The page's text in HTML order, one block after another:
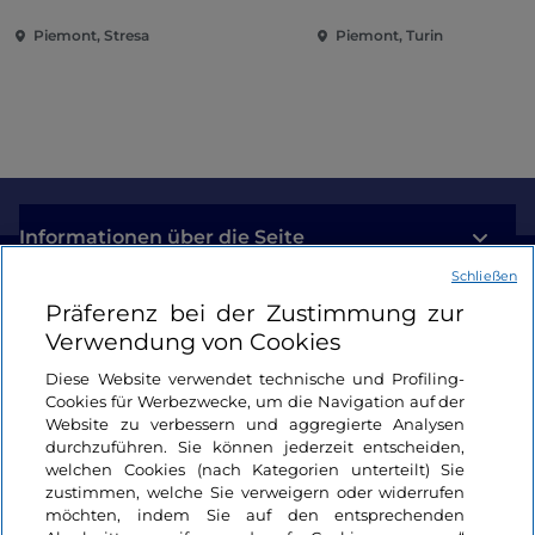
Stand der Technik im Bereich des Weintourismus,
lokalen Erzeugern statt.
der Villa Taranto
Piemont, Stresa Piemont, Turin
Informationen über die Seite
Nützliche Links
Login
Bleiben wir in Kontakt
Präferenz bei der Zustimmung zur
Verwendung von Cookies
Diese Website verwendet technische und Profiling-
Cookies für Werbezwecke, um die Navigation auf der
Website zu verbessern und aggregierte Analysen
durchzuführen. Sie können jederzeit entscheiden,
welchen Cookies (nach Kategorien unterteilt) Sie
zustimmen, welche Sie verweigern oder widerrufen
möchten, indem Sie auf den entsprechenden
Schließen